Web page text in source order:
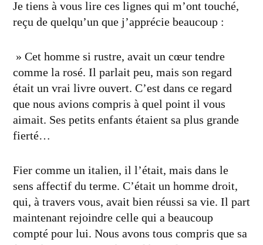
Je tiens à vous lire ces lignes qui m’ont touché,
reçu de quelqu’un que j’apprécie beaucoup :
» Cet homme si rustre, avait un cœur tendre
comme la rosé. Il parlait peu, mais son regard
était un vrai livre ouvert. C’est dans ce regard
que nous avions compris à quel point il vous
aimait. Ses petits enfants étaient sa plus grande
fierté…
Fier comme un italien, il l’était, mais dans le
sens affectif du terme. C’était un homme droit,
qui, à travers vous, avait bien réussi sa vie. Il part
maintenant rejoindre celle qui a beaucoup
compté pour lui. Nous avons tous compris que sa